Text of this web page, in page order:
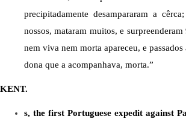
precipitadamente desampararam a
nossos, mataram muitos, e
nem viva nem morta apareceu, e passados
dona que a acompanhava, morta.”
KENT.
s, the first Portuguese expedit against